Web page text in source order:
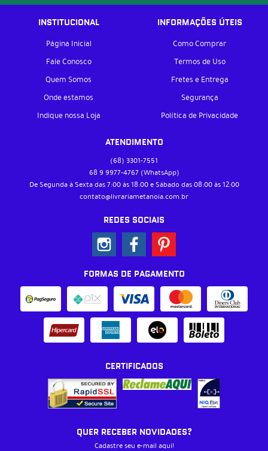
INSTITUCIONAL
Página Inicial
Fale Conosco
Quem Somos
Onde estamos
Indique nossa Loja
INFORMAÇÕES ÚTEIS
Como Comprar
Termos de Uso
Fretes e Entrega
Segurança
Política de Privacidade
ATENDIMENTO
(68) 3301-7551
68 9 9977-4767 (WhatsApp)
De Segunda à Sexta das 7:00 às 18:00 e Sábado das 08:00 às 12:00
contato@livrariametanoia.com.br
REDES SOCIAIS
FORMAS DE PAGAMENTO
CERTIFICADOS
QUER RECEBER NOVIDADES?
Cadastre seu e-mail aqui!